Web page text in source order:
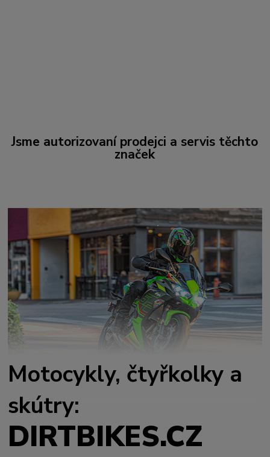
Jsme autorizovaní prodejci a servis těchto
značek
Motocykly, čtyřkolky a
skútry:
DIRTBIKES.CZ